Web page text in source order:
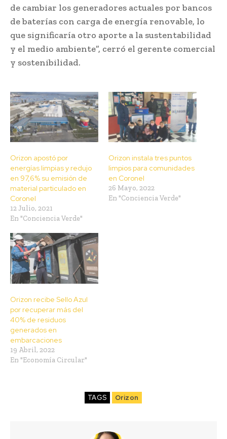
de cambiar los generadores actuales por bancos
de baterías con carga de energía renovable, lo
que significaría otro aporte a la sustentabilidad
y el medio ambiente”, cerró el gerente comercial
y sostenibilidad.
Orizon apostó por
energías limpias y redujo
en 97,6% su emisión de
material particulado en
Coronel
12 Julio, 2021
En "Conciencia Verde"
Orizon instala tres puntos
limpios para comunidades
en Coronel
26 Mayo, 2022
En "Conciencia Verde"
Orizon recibe Sello Azul
por recuperar más del
40% de residuos
generados en
embarcaciones
19 Abril, 2022
En "Economía Circular"
TAGS Orizon